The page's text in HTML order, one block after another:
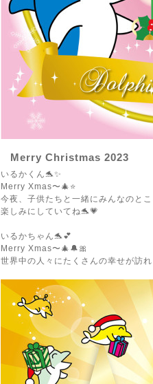
Merry Christmas 2023
いるかくん🐬✨
Merry Xmas〜🎄⭐️
今夜、子供たちと一緒にみんなのと
楽しみにしていてね🐬💗
いるかちゃん🐬💕
Merry Xmas〜🎄🔔🎀
世界中の人々にたくさんの幸せが訪